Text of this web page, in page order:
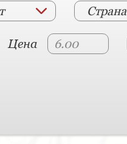
Страна
Цена